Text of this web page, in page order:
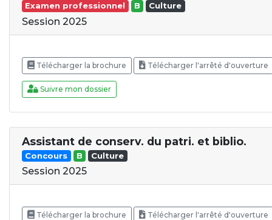
Examen professionnel B Culture
Session 2025
Télécharger la brochure Télécharger l'arrêté d'ouverture
Suivre mon dossier
Assistant de conserv. du patri. et biblio.
Concours B Culture
Session 2025
Télécharger la brochure Télécharger l'arrêté d'ouverture